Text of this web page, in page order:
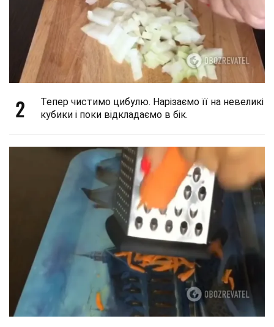
2
Тепер чистимо цибулю. Нарізаємо її на невеликі
кубики і поки відкладаємо в бік.